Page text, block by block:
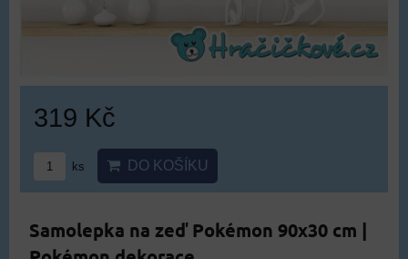
319 Kč
ks DO KOŠÍKU
Samolepka na zeď Pokémon 90x30 cm |